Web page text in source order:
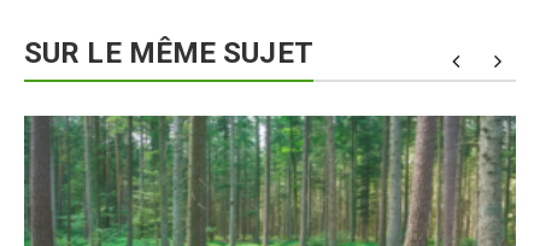
SUR LE MÊME SUJET